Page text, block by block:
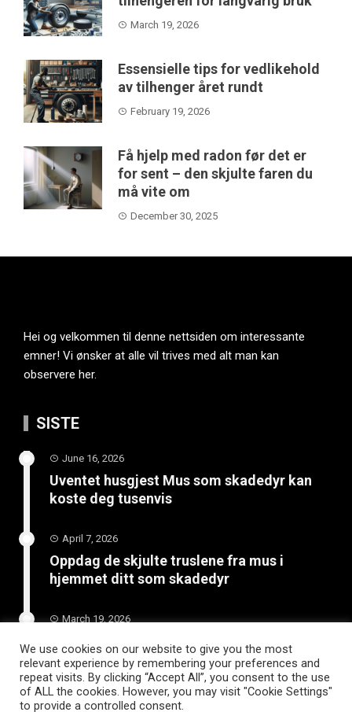
March 19, 2026
Essensielle tips for vedlikehold
av tilhenger året rundt
February 19, 2026
Få hjelp med radon før det er
for sent – den skjulte faren du
må vite om
December 30, 2025
Hei og velkommen til denne nettsiden om interessante
emner! Vi ønsker at alle vil trives med alt man kan
observere her.
SISTE
June 16, 2026
Uventet husgjest Mus som skadedyr kan
koste deg tusenvis
April 7, 2026
Oppdag de skjulte truslene fra mus i
hjemmet ditt som skadedyr
March 19, 2026
Slik vedlikeholder du tilhengeren for
langvarig bruk
We use cookies on our website to give you the most
relevant experience by remembering your preferences and
repeat visits. By clicking “Accept All”, you consent to the use
of ALL the cookies. However, you may visit "Cookie Settings"
to provide a controlled consent.